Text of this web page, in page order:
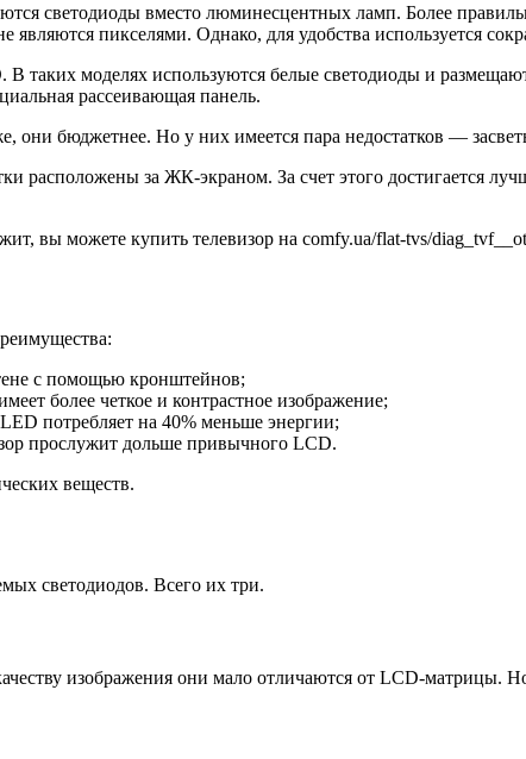
светодиоды вместо люминесцентных ламп. Более
являются пикселями. Однако, для удобства используется
таких моделях используются белые светодиоды и
рассеивающая панель.
они бюджетнее. Но у них имеется пара недостатков —
за ЖК-экраном. За счет этого достигается
вы можете купить телевизор на comfy.ua/flat-tvs/
с помощью кронштейнов;
более четкое и контрастное изображение;
потребляет на 40% меньше энергии;
прослужит дольше привычного LCD.
веществ.
светодиодов. Всего их три.
изображения они мало отличаются от LCD-матрицы.